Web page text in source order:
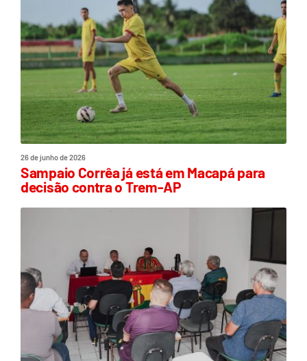
26 de junho de 2026
Sampaio Corrêa já está em Macapá para
decisão contra o Trem-AP